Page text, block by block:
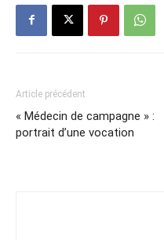
Article précédent
« Médecin de campagne » :
portrait d’une vocation